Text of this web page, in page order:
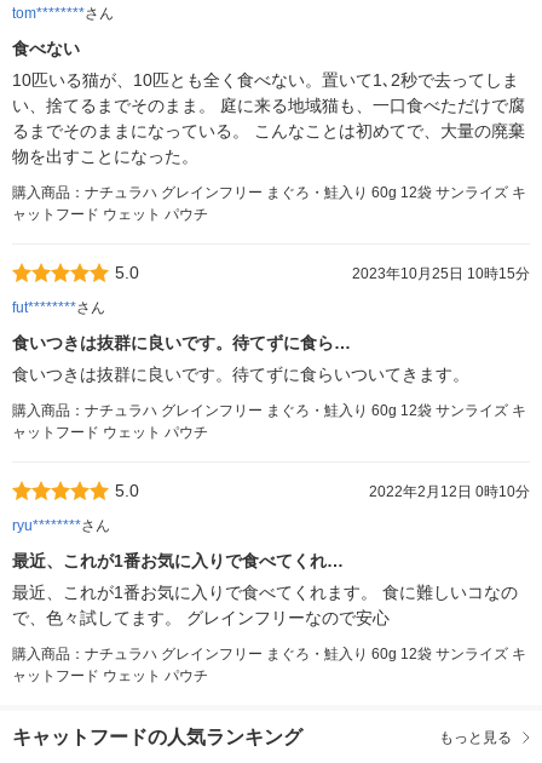
tom********さん
食べない
10匹いる猫が、10匹とも全く食べない。置いて1､2秒で去ってしま
い、捨てるまでそのまま。 庭に来る地域猫も、一口食べただけで腐
るまでそのままになっている。 こんなことは初めてで、大量の廃棄
物を出すことになった。
購入商品：ナチュラハ グレインフリー まぐろ・鮭入り 60g 12袋 サンライズ キ
ャットフード ウェット パウチ
5.0
2023年10月25日 10時15分
fut********さん
食いつきは抜群に良いです。待てずに食ら…
食いつきは抜群に良いです。待てずに食らいついてきます。
購入商品：ナチュラハ グレインフリー まぐろ・鮭入り 60g 12袋 サンライズ キ
ャットフード ウェット パウチ
5.0
2022年2月12日 0時10分
ryu********さん
最近、これが1番お気に入りで食べてくれ…
最近、これが1番お気に入りで食べてくれます。 食に難しいコなの
で、色々試してます。 グレインフリーなので安心
購入商品：ナチュラハ グレインフリー まぐろ・鮭入り 60g 12袋 サンライズ キ
ャットフード ウェット パウチ
キャットフードの人気ランキング もっと見る